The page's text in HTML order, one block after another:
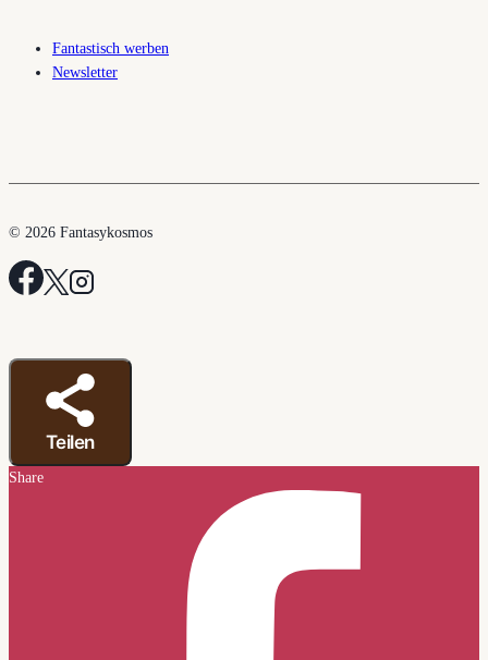
Fantastisch werben
Newsletter
© 2026 Fantasykosmos
Teilen
Share